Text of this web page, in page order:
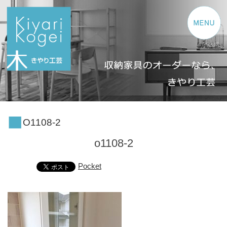
コンテンツへスキップ
O1108-2
o1108-2
Pocket